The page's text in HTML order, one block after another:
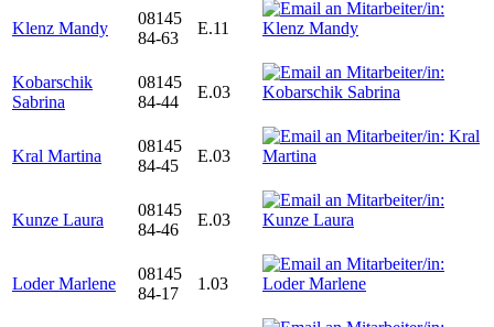
Klenz Mandy
08145
84-63
E.11
Kobarschik
Sabrina
08145
84-44
E.03
Kral Martina
08145
84-45
E.03
Kunze Laura
08145
84-46
E.03
Loder Marlene
08145
84-17
1.03